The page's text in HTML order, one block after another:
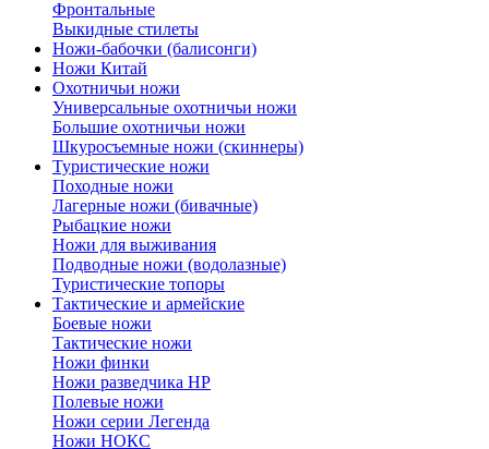
Фронтальные
Выкидные стилеты
Ножи-бабочки (балисонги)
Ножи Китай
Охотничьи ножи
Универсальные охотничьи ножи
Большие охотничьи ножи
Шкуросъемные ножи (скиннеры)
Туристические ножи
Походные ножи
Лагерные ножи (бивачные)
Рыбацкие ножи
Ножи для выживания
Подводные ножи (водолазные)
Туристические топоры
Тактические и армейские
Боевые ножи
Тактические ножи
Ножи финки
Ножи разведчика НР
Полевые ножи
Ножи серии Легенда
Ножи НОКС